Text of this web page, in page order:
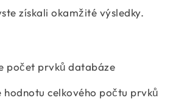
získali okamžité výsledky.
počet prvků databáze
hodnotu celkového počtu prvků